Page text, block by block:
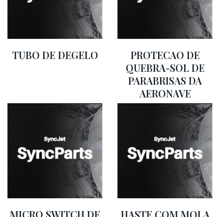
TUBO DE DEGELO
PROTECAO DE
QUEBRA-SOL DE
PARABRISAS DA
AERONAVE